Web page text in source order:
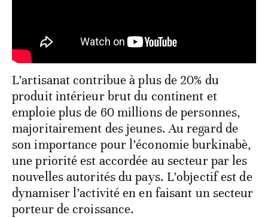
L’artisanat contribue à plus de 20% du
produit intérieur brut du continent et
emploie plus de 60 millions de personnes,
majoritairement des jeunes. Au regard de
son importance pour l’économie burkinabè,
une priorité est accordée au secteur par les
nouvelles autorités du pays. L’objectif est de
dynamiser l’activité en en faisant un secteur
porteur de croissance.